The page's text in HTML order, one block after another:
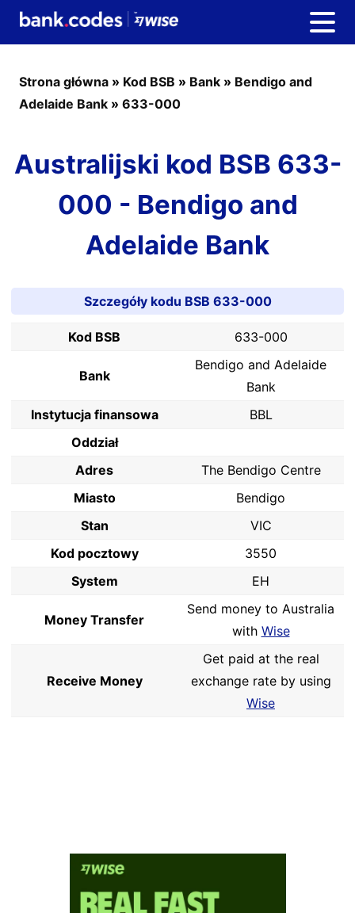
Strona główna » Kod BSB » Bank » Bendigo and
Adelaide Bank » 633-000
Australijski kod BSB 633-
000 - Bendigo and
Adelaide Bank
Szczegóły kodu BSB 633-000
Kod BSB 633-000
Bank
Bendigo and Adelaide
Bank
Instytucja finansowa
BBL
Oddział
Adres
The Bendigo Centre
Miasto
Bendigo
Stan
VIC
Kod pocztowy
3550
System
EH
Money Transfer
Send money to Australia
with Wise
Receive Money
Get paid at the real
exchange rate by using
Wise